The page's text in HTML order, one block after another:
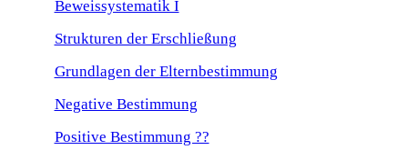
Beweissystematik I
Strukturen der Erschließung
Grundlagen der Elternbestimmung
Negative Bestimmung
Positive Bestimmung ??